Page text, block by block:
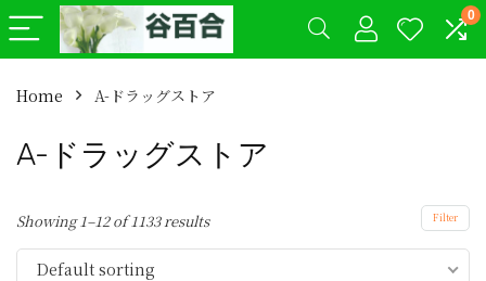
0
Home A-ドラッグストア
A-ドラッグストア
Filter
Showing 1–12 of 1133 results
Default sorting